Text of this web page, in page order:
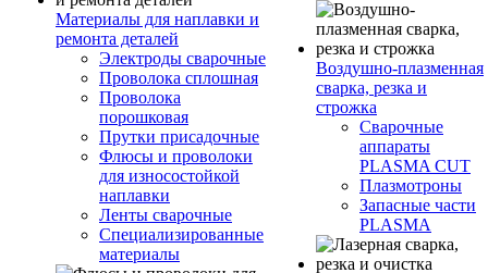
Материалы для наплавки и
ремонта деталей
Электроды сварочные
Проволока сплошная
Проволока
порошковая
Прутки присадочные
Флюсы и проволоки
для износостойкой
наплавки
Ленты сварочные
Специализированные
материалы
Воздушно-плазменная
сварка, резка и
строжка
Сварочные
аппараты
PLASMA CUT
Плазмотроны
Запасные части
PLASMA